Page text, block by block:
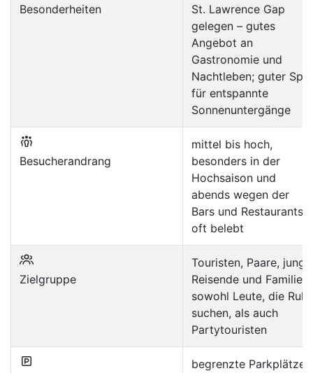
Besonderheiten
St. Lawrence Gap
gelegen – gutes
Angebot an
Gastronomie und
Nachtleben; guter
für entspannte
Sonnenuntergänge
Besucherandrang
mittel bis hoch,
besonders in der
Hochsaison und
abends wegen der
Bars und Restaurants
oft belebt
Zielgruppe
Touristen, Paare, junge
Reisende und Familien;
sowohl Leute, die Ruhe
suchen, als auch
Partytouristen
begrenzte Parkplätze